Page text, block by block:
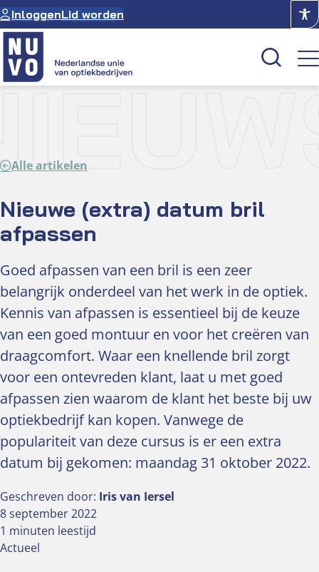
Ga
naar
de
inhoud
InloggenLid worden
Over NUVO
Optiekcentrum
Alle artikelen
Nieuwe (extra) datum bril
afpassen
Goed afpassen van een bril is een zeer
belangrijk onderdeel van het werk in de optiek.
Kennis van afpassen is essentieel bij de keuze
van een goed montuur en voor het creëren van
draagcomfort. Waar een knellende bril zorgt
voor een ontevreden klant, laat u met goed
afpassen zien waarom de klant het beste bij uw
optiekbedrijf kan kopen. Vanwege de
populariteit van deze cursus is er een extra
datum bij gekomen: maandag 31 oktober 2022.
Geschreven door: Iris van Iersel
8 september 2022
1 minuten leestijd
Actueel